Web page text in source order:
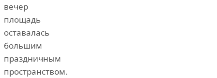
вечер
площадь
оставалась
большим
праздничным
пространством.